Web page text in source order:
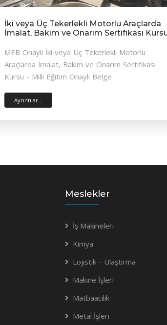
İki veya Üç Tekerlekli Motorlu Araçlarda
İmalat, Bakım ve Onarım Sertifikası
MEB Onaylı İki veya Üç Tekerlekli Motorlu
Araçlarda İmalat, Bakım ve Onarım Sertifikası
Kursu - Milli Eğitim Onaylı Belge
Ayrıntılar...
Meslekler
İş Makineleri
Kimya
Lojistik – Ulaştırma
Makine İşleri
Matbaacılık
Metal İşleri